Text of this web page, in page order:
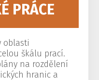
PRÁCE
oblasti
škálu prací.
na rozdělení
hranic a